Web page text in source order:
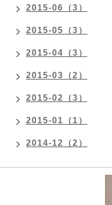
2015-06（3）
2015-05（3）
2015-04（3）
2015-03（2）
2015-02（3）
2015-01（1）
2014-12（2）